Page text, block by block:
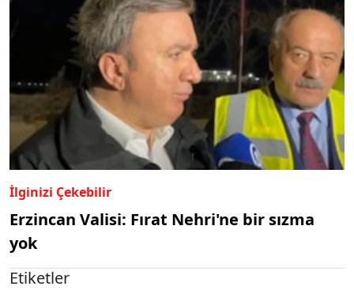
İlginizi Çekebilir
Erzincan Valisi: Fırat Nehri'ne bir sızma
yok
Etiketler